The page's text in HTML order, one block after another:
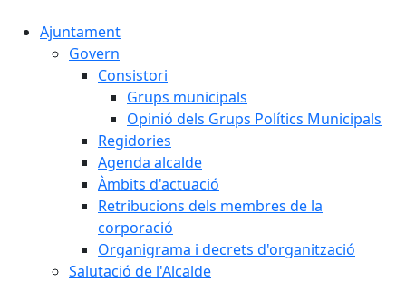
Ajuntament
Govern
Consistori
Grups municipals
Opinió dels Grups Polítics Municipals
Regidories
Agenda alcalde
Àmbits d'actuació
Retribucions dels membres de la
corporació
Organigrama i decrets d'organització
Salutació de l'Alcalde